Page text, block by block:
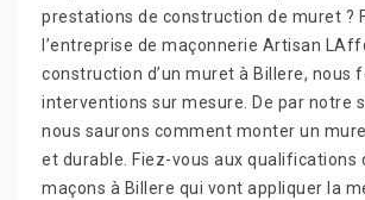
prestations de construction de muret ?
l’entreprise de maçonnerie Artisan
construction d’un muret à Billere, nous
interventions sur mesure. De par notre
nous saurons comment monter un
et durable. Fiez-vous aux qualifications
maçons à Billere qui vont appliquer la